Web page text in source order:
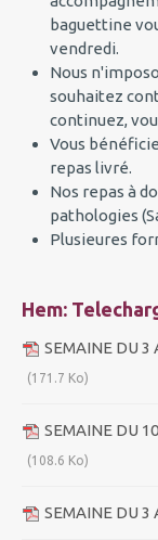
baguettine
vendredi.
Nous
souhaitez
continuez,
Vous
repas livré.
Nos repas à
pathologies
Plusieures
Hem:
SEMAINE DU
(171.7 Ko)
SEMAINE DU
(108.6 Ko)
SEMAINE DU